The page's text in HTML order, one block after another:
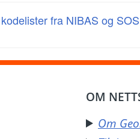
fra NIBAS og